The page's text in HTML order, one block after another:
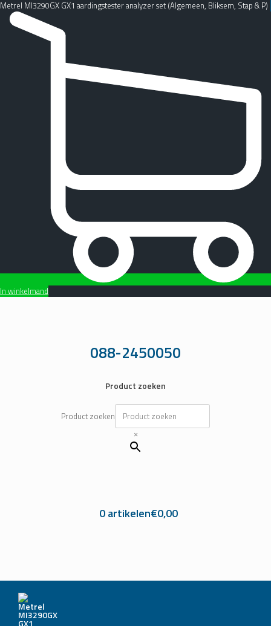
Metrel MI3290GX GX1 aardingstester analyzer set (Algemeen, Bliksem, Stap & P)
In winkelmand
088-2450050
Product zoeken
Product zoeken
×
0 artikelen€0,00